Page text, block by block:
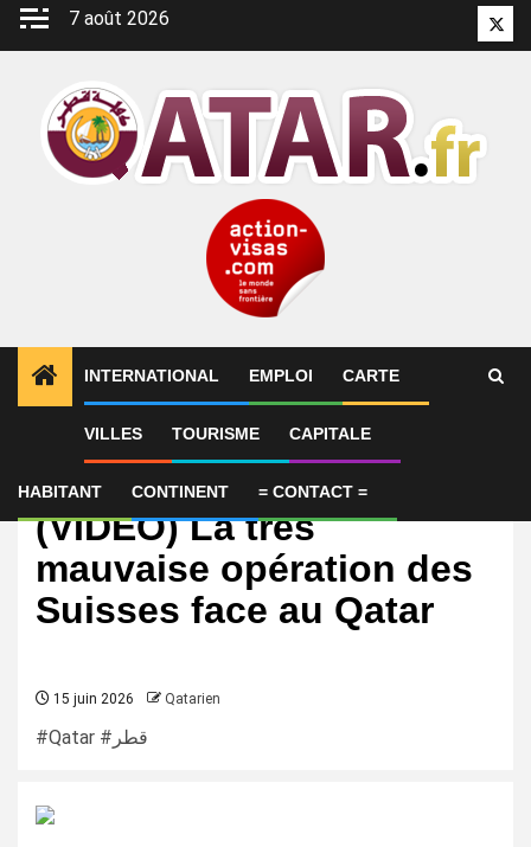
Aller
7 août 2026
INTERNATIONAL EMPLOI CARTE
VILLES TOURISME CAPITALE
HABITANT CONTINENT = CONTACT =
International
Coupe du monde 2026.
(VIDEO) La très
mauvaise opération des
Suisses face au Qatar
15 juin 2026 Qatarien
#Qatar #قطر